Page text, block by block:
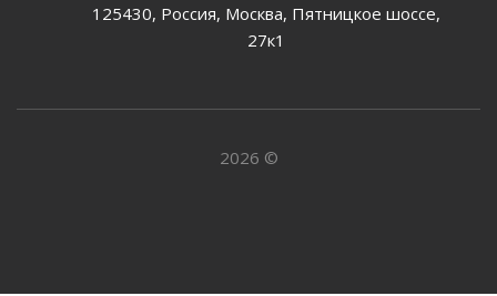
125430, Россия, Москва, Пятницкое шоссе,
27к1
2026 ©